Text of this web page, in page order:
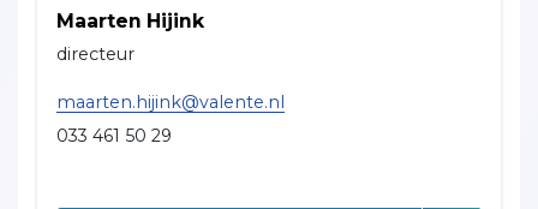
Maarten Hijink
directeur
maarten.hijink@valente.nl
033 461 50 29